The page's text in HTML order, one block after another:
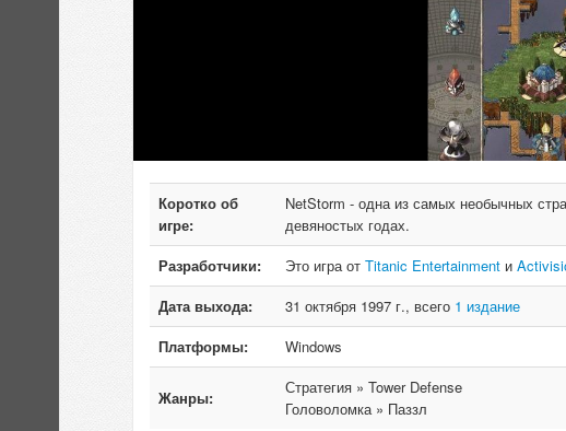
Коротко об
игре:
NetStorm - одна из самых необычных
девяностых годах.
Разработчики:
Это игра от Titanic Entertainment и
Дата выхода:
31 октября 1997 г., всего 1 издание
Платформы:
Windows
Жанры:
Стратегия » Tower Defense
Головоломка » Паззл